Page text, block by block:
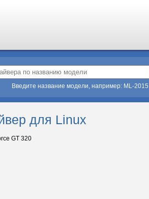
Введите название модели, например: ML-2015
для Linux
GT 320